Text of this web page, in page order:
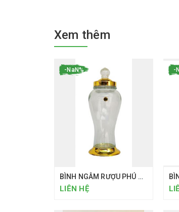
Xem thêm
-NaN%
BÌNH NGÂM RƯỢU PHÚ HÒA 7.5 LÍT
LIÊN HỆ
-